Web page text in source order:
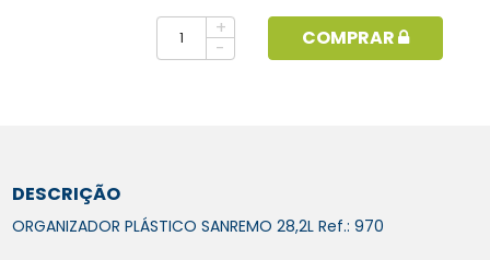
+
-
COMPRAR
DESCRIÇÃO
ORGANIZADOR PLÁSTICO SANREMO 28,2L Ref.: 970